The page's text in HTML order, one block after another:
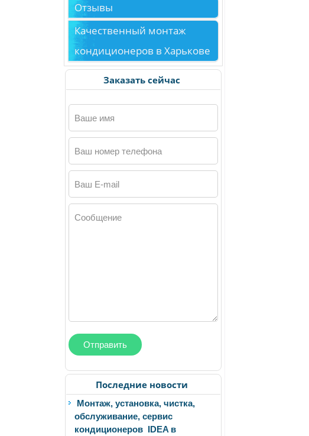
Отзывы
Качественный монтаж
кондиционеров в Харькове
Заказать сейчас
Ваше имя
Ваш номер телефона
Ваш E-mail
Сообщение
Последние новости
Монтаж, установка, чистка,
обслуживание, сервис
кондиционеров IDEA в